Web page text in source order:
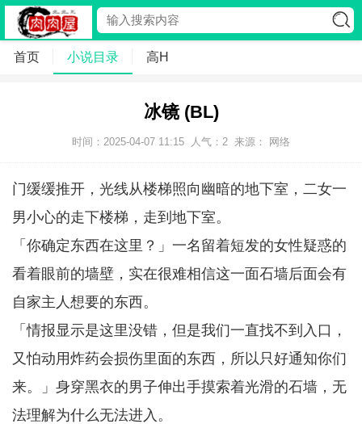
首页 小说目录 高H
冰镜 (BL)
时间：2025-04-07 11:15 人气： 2 来源： 网络
门缓缓推开，光线从楼梯照向幽暗的地下室，二女一
男小心的走下楼梯，走到地下室。
「你确定东西在这里？」一名留着短发的女性疑惑的
看着眼前的墙壁，实在很难相信这一面石墙后面会有
自家主人想要的东西。
「情报显示是这里没错，但是我们一直找不到入口，
又怕动用炸药会损伤里面的东西，所以只好通知你们
来。」身穿黑衣的男子伸出手摸索着光滑的石墙，无
法理解为什么无法进入。